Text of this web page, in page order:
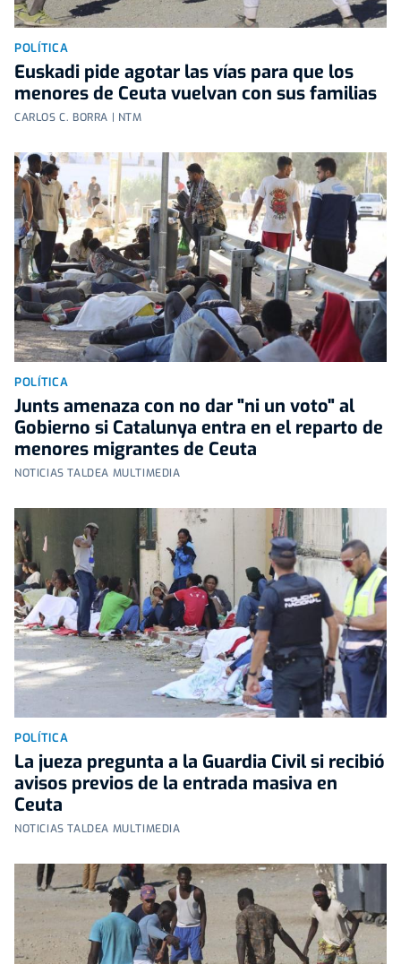
POLÍTICA
Euskadi pide agotar las vías para que los
menores de Ceuta vuelvan con sus familias
CARLOS C. BORRA | NTM
POLÍTICA
Junts amenaza con no dar "ni un voto" al
Gobierno si Catalunya entra en el reparto de
menores migrantes de Ceuta
NOTICIAS TALDEA MULTIMEDIA
POLÍTICA
La jueza pregunta a la Guardia Civil si recibió
avisos previos de la entrada masiva en
Ceuta
NOTICIAS TALDEA MULTIMEDIA